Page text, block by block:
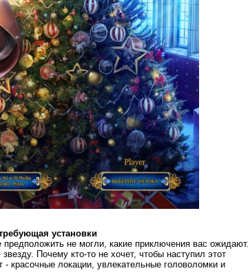
установки
не могли, какие приключения вас ожидают.
Почему кто-то не хочет, чтобы наступил этот
красочные локации, увлекательные головоломки и